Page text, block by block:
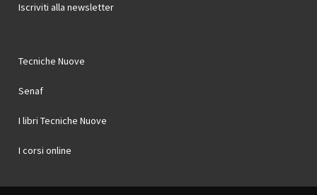
Iscriviti alla newsletter
Tecniche Nuove
Senaf
I libri Tecniche Nuove
I corsi online